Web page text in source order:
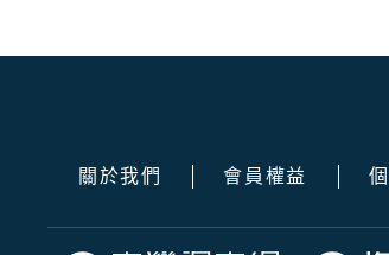
關於我們 會員權益